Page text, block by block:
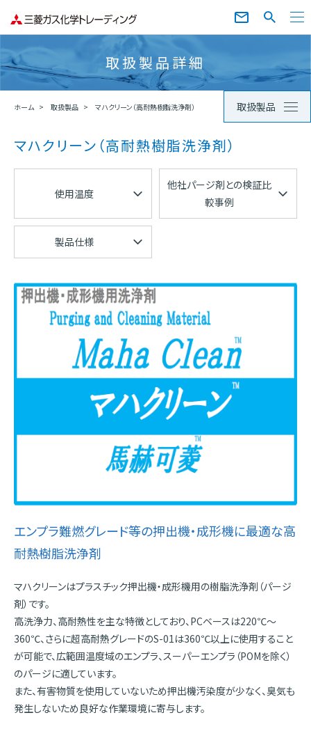
取扱製品詳細
ホーム 取扱製品 マハクリーン（高耐熱樹脂洗浄剤） 取扱製品
マハクリーン（高耐熱樹脂洗浄剤）
使用温度
他社パージ剤との検証比
較事例
製品仕様
エンプラ難燃グレード等の押出機・成形機に最適な高
耐熱樹脂洗浄剤
マハクリーンはプラスチック押出機・成形機用の樹脂洗浄剤（パージ
剤）です。
高洗浄力、高耐熱性を主な特徴としており、PCベースは220℃～
360℃、さらに超高耐熱グレードのS-01は360℃以上に使用すること
が可能で、広範囲温度域のエンプラ、スーパーエンプラ（POMを除く）
のパージに適しています。
また、有害物質を使用していないため押出機汚染度が少なく、臭気も
発生しないため良好な作業環境に寄与します。